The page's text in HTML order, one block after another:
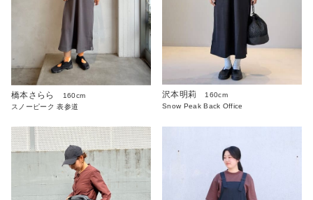
橋本さらら
160cm
スノーピーク 表参道
沢本明莉
160cm
Snow Peak Back Office